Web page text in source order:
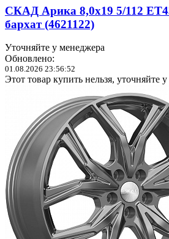
СКАД Арика 8,0x19 5/112
бархат (4621122)
Уточняйте у менеджера
Обновлено:
01.08.2026 23:56:52
Этот товар купить нельзя, уточняйте